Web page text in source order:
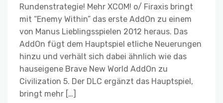
Rundenstrategie! Mehr XCOM! o/ Firaxis bringt
mit “Enemy Within” das erste AddOn zu einem
von Manus Lieblingsspielen 2012 heraus. Das
AddOn fügt dem Hauptspiel etliche Neuerungen
hinzu und verhält sich dabei ähnlich wie das
hauseigene Brave New World AddOn zu
Civilization 5. Der DLC ergänzt das Hauptspiel,
bringt mehr […]